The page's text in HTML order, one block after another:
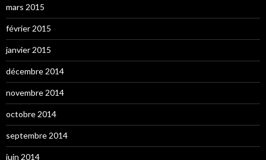
mars 2015
février 2015
janvier 2015
décembre 2014
novembre 2014
octobre 2014
septembre 2014
juin 2014